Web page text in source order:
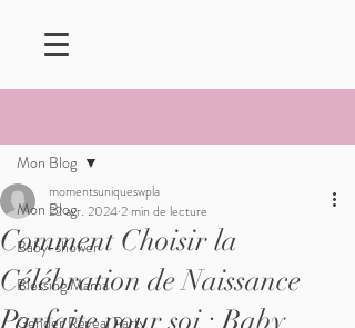
Mon Blog
Baby-shower
Blessing Mama
Gender Reveal Party
Mon Blog
Comment Choisir la
Célébration de Naissance
momentsuniqueswpla
22 avr. 20242 min de lecture